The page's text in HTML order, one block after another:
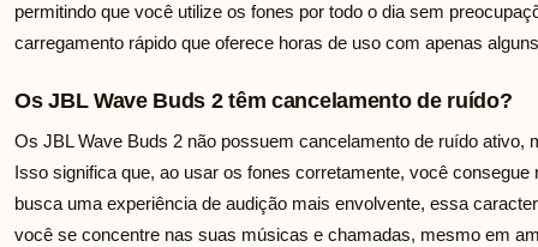
permitindo que você utilize os fones por todo o dia sem
carregamento rápido que oferece horas de uso com apenas
Os JBL Wave Buds 2 têm cancelamento de ruído?
Os JBL Wave Buds 2 não possuem cancelamento de ruído
Isso significa que, ao usar os fones corretamente, você
busca uma experiência de audição mais envolvente, essa
você se concentre nas suas músicas e chamadas, mesmo em